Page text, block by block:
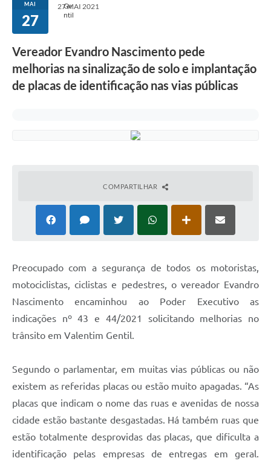
MAI
27
27 MAI 2021
Vereador Evandro Nascimento pede
melhorias na sinalização de solo e implantação
de placas de identificação nas vias públicas
COMPARTILHAR
Preocupado com a segurança de todos os motoristas,
motociclistas, ciclistas e pedestres, o vereador Evandro
Nascimento encaminhou ao Poder Executivo as
indicações nº 43 e 44/2021 solicitando melhorias no
trânsito em Valentim Gentil.
Segundo o parlamentar, em muitas vias públicas ou não
existem as referidas placas ou estão muito apagadas. “As
placas que indicam o nome das ruas e avenidas de nossa
cidade estão bastante desgastadas. Há também ruas que
estão totalmente desprovidas das placas, que dificulta a
identificação pelas empresas de entregas em geral.